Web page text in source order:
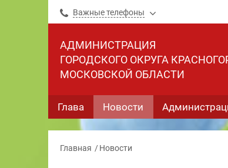
Важные телефоны
АДМИНИСТРАЦИЯ
ГОРОДСКОГО ОКРУГА
МОСКОВСКОЙ ОБЛАСТИ
Глава Новости
Главная Новости